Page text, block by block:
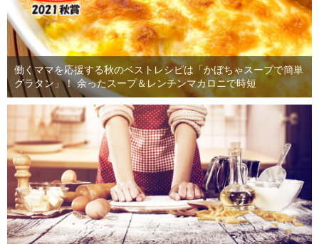
働くママを応援する秋のベストレシピは「かぼちゃスープで簡単
グラタン」！ 余ったスープ＆レンチンマカロニで時短